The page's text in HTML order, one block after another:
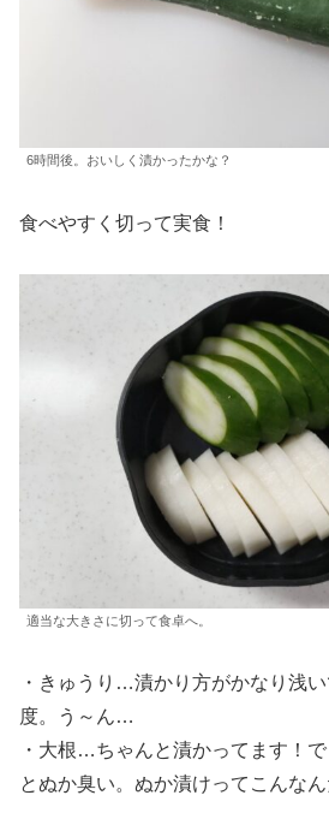
6時間後。おいしく漬かったかな？
食べやすく切って実食！
適当な大きさに切って食卓へ。
・きゅうり…漬かり方がかなり浅
度。う～ん…
・大根…ちゃんと漬かってます！
とぬか臭い。ぬか漬けってこんなん